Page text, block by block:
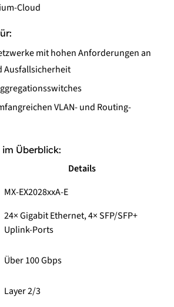
Cloud
mit hohen Anforderungen an
Ausfallsicherheit
VLAN- und Routing-
Überblick:
Details
MX-EX2028xxA-E
24× Gigabit Ethernet, 4× SFP/SFP+
Uplink-Ports
Über 100 Gbps
Layer 2/3